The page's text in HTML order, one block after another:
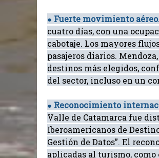
● Fuerte movimiento
cuatro días, con una
cabotaje. Los mayores
pasajeros diarios.
destinos más elegidos,
del sector, incluso en un
● Reconocimiento
Valle de Catamarca fue
Iberoamericanos de
Gestión de Datos”. El
aplicadas al turismo,